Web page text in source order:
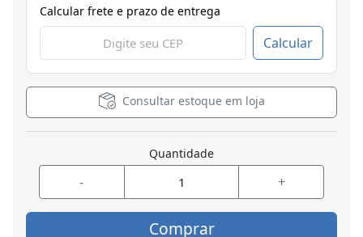
Calcular frete e prazo de entrega
Calcular
Consultar estoque em loja
Quantidade
- +
Comprar